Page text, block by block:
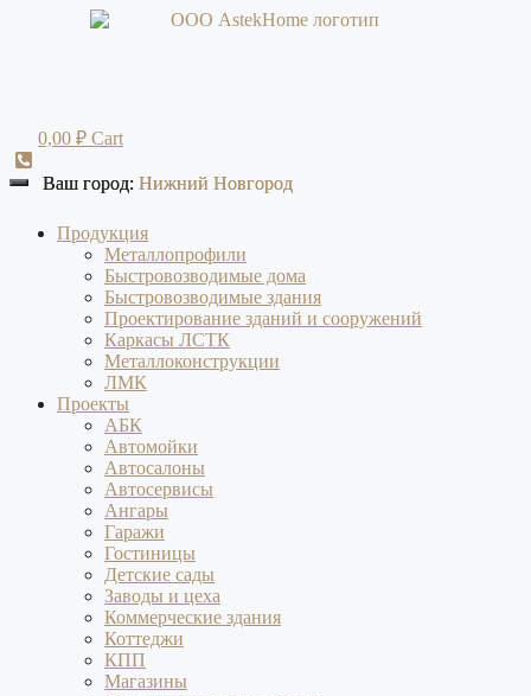
0,00 ₽ Cart
Продукция
Металлопрофили
Быстровозводимые дома
Быстровозводимые здания
Проектирование зданий и сооружений
Каркасы ЛСТК
Металлоконструкции
ЛМК
Проекты
АБК
Автомойки
Автосалоны
Автосервисы
Ангары
Гаражи
Гостиницы
Детские сады
Заводы и цеха
Коммерческие здания
Коттеджи
КПП
Магазины
Ваш город: Нижний Новгород
Ваш город: Нижний Новгород